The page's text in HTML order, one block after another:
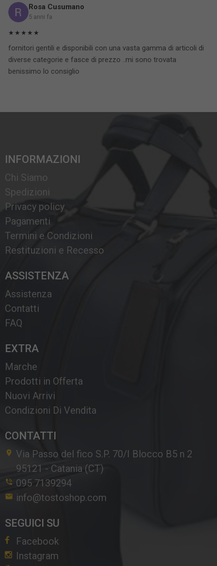
Rosa Cusumano
5 anni fa
★★★★★
fornitori gentili e disponibili con una vasta gamma di articoli di
diverse categorie e fasce di prezzo ..mi sono trovata
benissimo lo consiglio
INFORMAZIONI
Chi Siamo
Spedizioni
Privacy policy
Pagamenti
Termini e Condizioni
Restituzioni e Recesso
ASSISTENZA
Assistenza
Contatti
FAQ
EXTRA
Marche
Prodotti in Offerta
Nuovi Arrivi
Condizioni Di Vendita
CONTATTI
Via Passo del fico S.P. 70/I Blocco B5 n 2
95121 - Catania (CT)
095 7139294
info@tostoshop.com
SEGUICI SU
Facebook
Instagram